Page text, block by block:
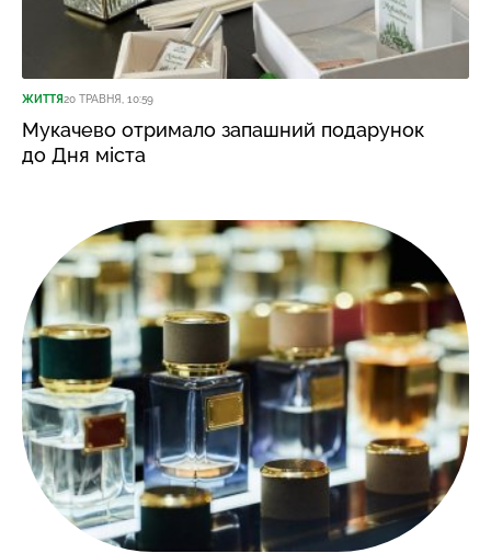
ЖИТТЯ20 ТРАВНЯ, 10:59
Мукачево отримало запашний подарунок
до Дня міста